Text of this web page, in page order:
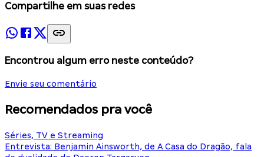
Compartilhe em suas redes
Encontrou algum erro neste conteúdo?
Envie seu comentário
Recomendados pra você
Séries, TV e Streaming
Entrevista: Benjamin Ainsworth, de A Casa do Dragão, fala